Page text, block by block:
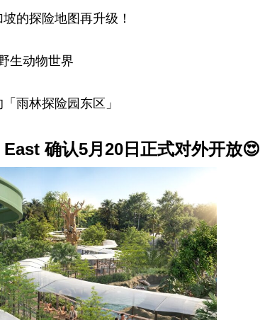
的探险地图再升级！
生动物世界
雨林探险园东区」
确认5月20日正式对外开放😍